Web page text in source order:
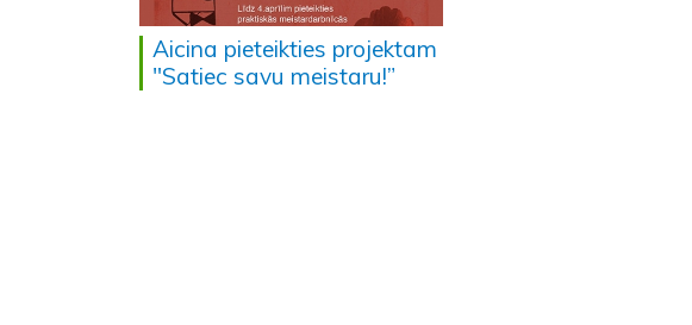
Aicina pieteikties projektam
"Satiec savu meistaru!”